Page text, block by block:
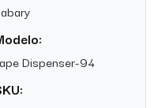
Dispenser-94